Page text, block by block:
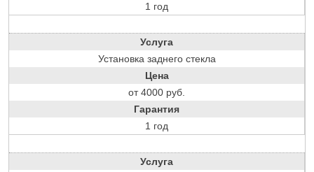
1 год
Услуга
Установка заднего стекла
Цена
от 4000 руб.
Гарантия
1 год
Услуга